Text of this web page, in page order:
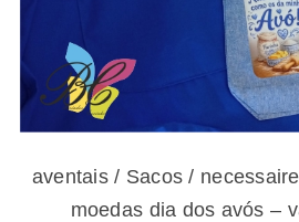
aventais / Sacos /
moedas dia dos avós –